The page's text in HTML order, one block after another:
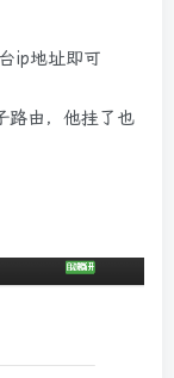
ip地址即可
路由，他挂了也